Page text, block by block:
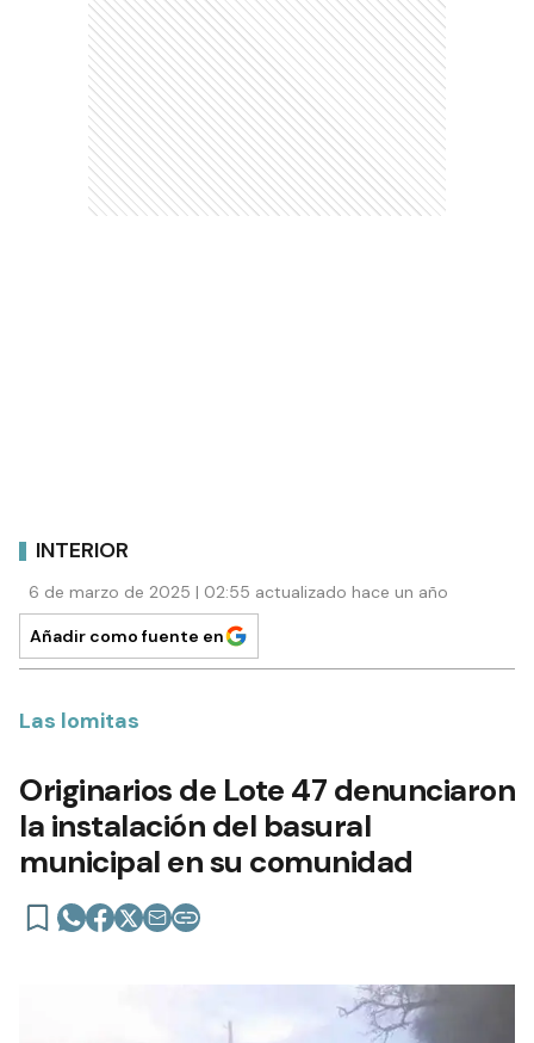
INTERIOR
6 de marzo de 2025 | 02:55 actualizado hace un año
Añadir como fuente en
Las lomitas
Originarios de Lote 47 denunciaron
la instalación del basural
municipal en su comunidad